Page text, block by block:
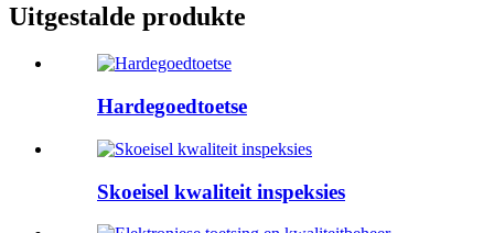
Uitgestalde produkte
Hardegoedtoetse
Skoeisel kwaliteit inspeksies